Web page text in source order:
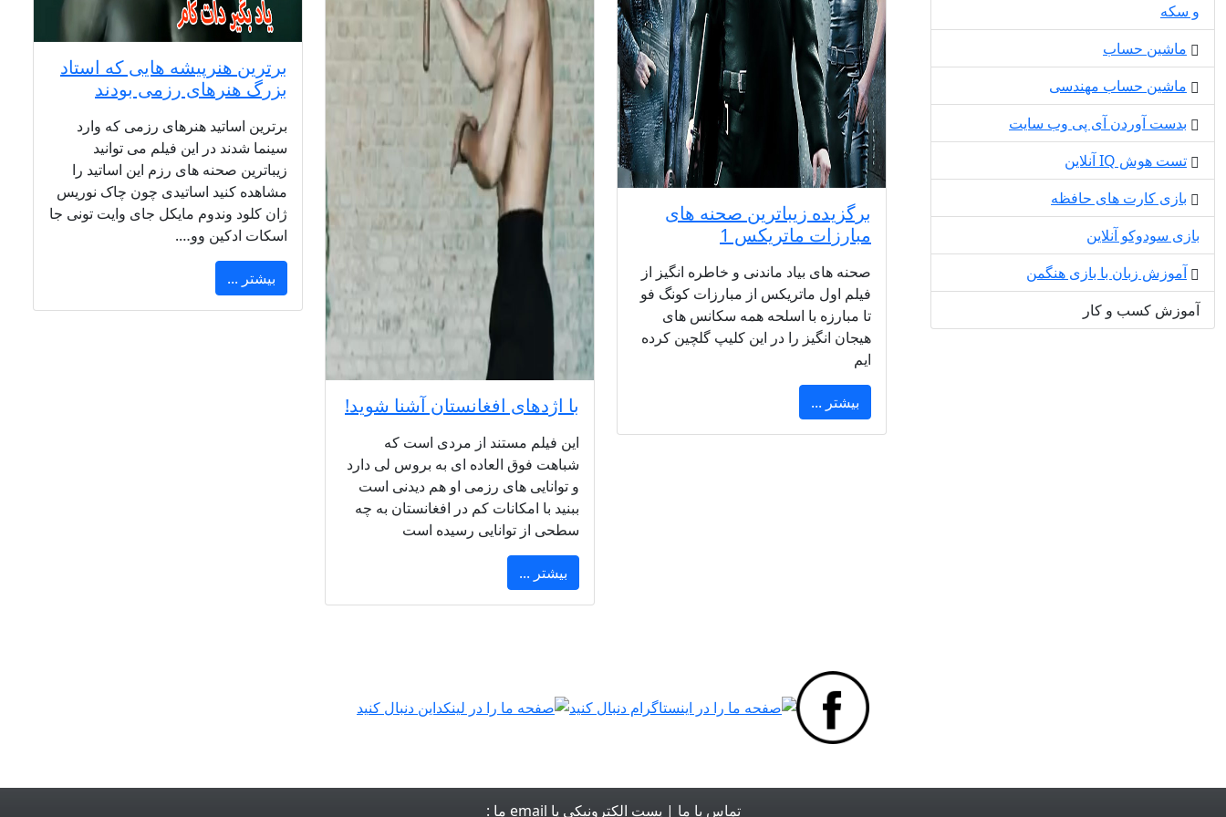
و سکه
ماشین حساب
ماشین حساب مهندسی
بدست آوردن آی پی وب سایت
تست هوش IQ آنلاین
بازی کارت های حافظه
بازی سودوکو آنلاین
آموزش زبان با بازی هنگمن
آموزش کسب و کار
برگزیده زیباترین صحنه های
مبارزات ماتریکس 1
صحنه های بیاد ماندنی و خاطره انگیز از
فیلم اول ماتریکس از مبارزات کونگ فو
تا مبارزه با اسلحه همه سکانس های
هیجان انگیز را در این کلیپ گلچین کرده
ایم
بیشتر ... با اژدهای افغانستان آشنا شوید!
این فیلم مستند از مردی است که
شباهت فوق العاده ای به بروس لی دارد
و توانایی های رزمی او هم دیدنی است
ببنید با امکانات کم در افغانستان به چه
سطحی از توانایی رسیده است
بیشتر ...
برترین هنرپیشه هایی که استاد
بزرگ هنرهای رزمی بودند
برترین اساتید هنرهای رزمی که وارد
سینما شدند در این فیلم می توانید
زیباترین صحنه های رزم این اساتید را
مشاهده کنید اساتیدی چون چاک نوریس
ژان کلود وندوم مایکل جای وایت تونی جا
اسکات ادکین وو….
بیشتر ...
تماس با ما | پست الکترونیکی یا email ما :